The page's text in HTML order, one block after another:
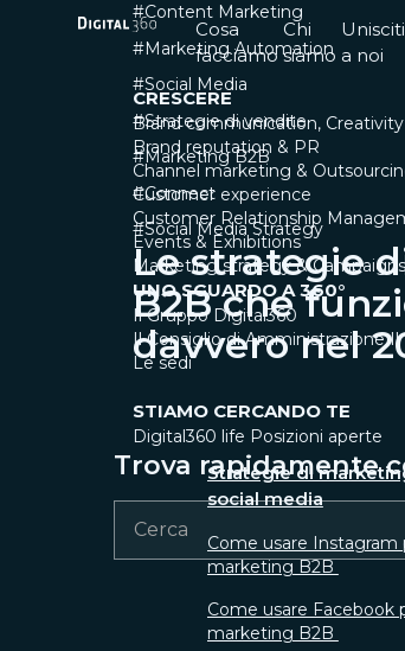
Cosa
facciamo
Chi
siamo
Unisciti
a noi
CRESCERE
Brand communication,
Brand reputation & PR
Channel marketing &
Customer experience
Customer Relationship
Events & Exhibitions
Marketing strategy & Campaigns
UNO SGUARDO A 360°
Il Gruppo Digital360
Il Consiglio di Amministrazione Il
Le sedi
STIAMO CERCANDO TE
Digital360 life Posizioni aperte
Trova rapidamente
#Content Marketing
#Marketing Automation
#Social Media
#Strategie di vendite
#Marketing B2B
#Connect
#Social Media Strategy
Le strategie
B2B che
davvero nel
Strategie di
social media
Come usare Instagram
marketing B2B
Come usare Facebook
marketing B2B